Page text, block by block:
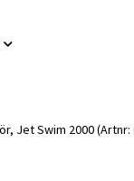
Jet Swim 2000 (Artnr: